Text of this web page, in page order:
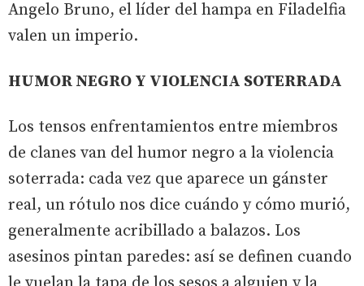
Angelo Bruno, el líder del hampa en Filadelfia
valen un imperio.
HUMOR NEGRO Y VIOLENCIA SOTERRADA
Los tensos enfrentamientos entre miembros
de clanes van del humor negro a la violencia
soterrada: cada vez que aparece un gánster
real, un rótulo nos dice cuándo y cómo murió,
generalmente acribillado a balazos. Los
asesinos pintan paredes: así se definen cuando